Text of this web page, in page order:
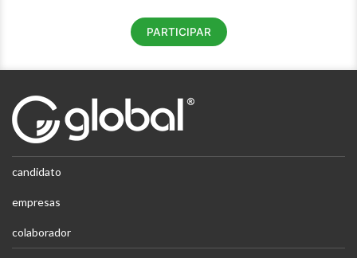
PARTICIPAR
candidato
empresas
colaborador